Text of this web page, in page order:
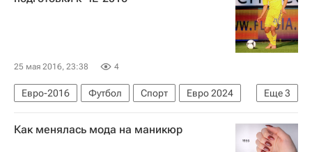
25 мая 2016, 23:38 4
Еще3
Евро-2016 Футбол Спорт
Евро 2024
Украина
Богдан Бутко Евгений Селезнёв
Как менялась мода на маникюр